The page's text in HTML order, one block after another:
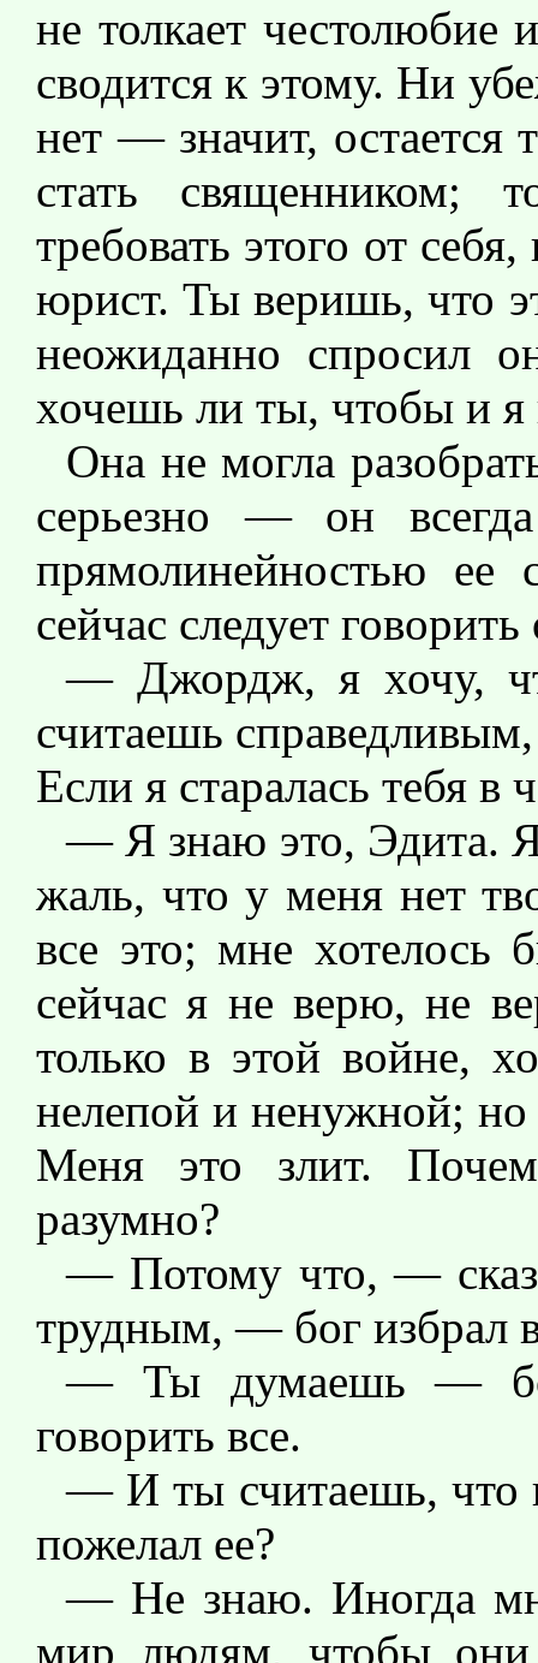
не толкает честолюбие
сводится к этому. Ни
нет — значит, остается
стать
требовать этого от
юрист. Ты веришь, что
неожиданно
хочешь ли ты, чтобы и я
Она не могла
серьезно — он
прямолинейностью ее
сейчас следует
— Джордж, я хочу,
считаешь
Если я старалась тебя в
— Я знаю это, Эдита.
жаль, что у меня нет
все это; мне
сейчас я не верю, не
только в этой войне,
нелепой и ненужной; но
Меня это злит.
разумно?
— Потому что, —
трудным, — бог избрал
— Ты думаешь —
говорить все.
— И ты считаешь, что
пожелал ее?
— Не знаю. Иногда
мир людям, чтобы